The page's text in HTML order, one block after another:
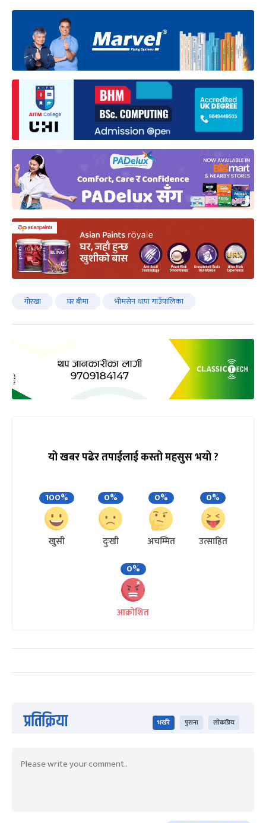
गोरखा घर बीमा भीमसेन थापा गाउँपालिका
यो खबर पढेर तपाईलाई कस्तो महसुस भयो ?
100%
खुसी
0%
दुःखी
0%
अचम्मित
0%
उत्साहित
0%
आक्रोशित
प्रतिक्रिया भर्खरै पुराना लोकप्रिय